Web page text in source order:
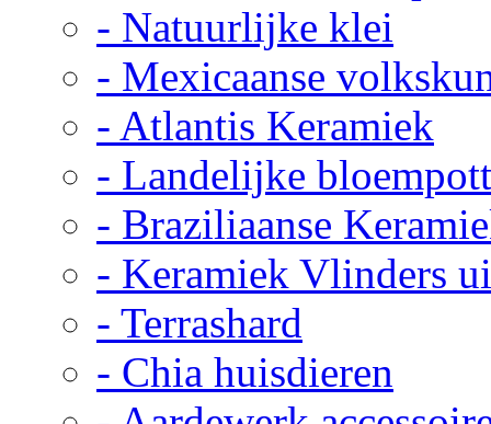
- Natuurlijke klei
- Mexicaanse
- Atlantis Keramiek
- Landelijke
- Braziliaanse
- Keramiek Vlinders
- Terrashard
- Chia huisdieren